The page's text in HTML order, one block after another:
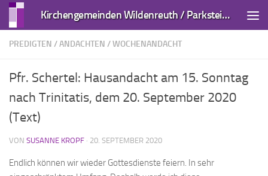
Zum Inhalt springen Kirchengemeinden Wildenreuth / Parkstein und Kirchendemenreuth
PREDIGTEN / ANDACHTEN /WOCHENANDACHT
Pfr. Schertel: Hausandacht am 15. Sonntag
nach Trinitatis, dem 20. September 2020
(Text)
VON SUSANNE KROPF · 20. SEPTEMBER 2020
Endlich können wir wieder Gottesdienste feiern. In sehr